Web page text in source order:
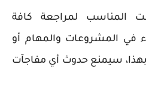
المناسب لمراجعة كافة
في المشروعات والمهام أو
بهذا، سيمنع حدوث أي مفاجآت